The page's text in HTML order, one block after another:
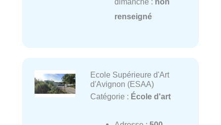
renseigné
Ecole Supérieure d'Art
d'Avignon (ESAA)
Catégorie : École d'art